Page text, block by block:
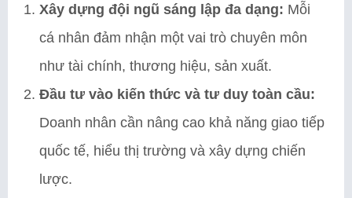
Xây dựng đội ngũ sáng lập đa dạng: Mỗi
cá nhân đảm nhận một vai trò chuyên môn
như tài chính, thương hiệu, sản xuất.
Đầu tư vào kiến thức và tư duy toàn cầu:
Doanh nhân cần nâng cao khả năng giao tiếp
quốc tế, hiểu thị trường và xây dựng chiến
lược.